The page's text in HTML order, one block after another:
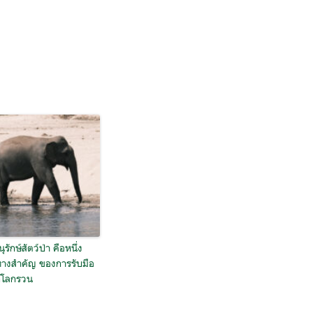
รักษ์สัตว์ป่า คือหนึ่ง
งสำคัญ ของการรับมือ
ลกรวน